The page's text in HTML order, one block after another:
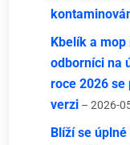
Kbelík a
odborníci na
roce 2026
verzi – 2026-
Blíží se